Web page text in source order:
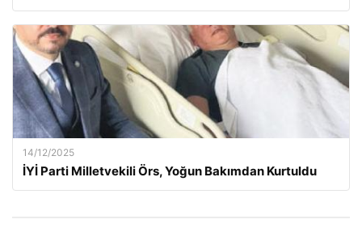
14/12/2025
İYİ Parti Milletvekili Örs, Yoğun Bakımdan Kurtuldu